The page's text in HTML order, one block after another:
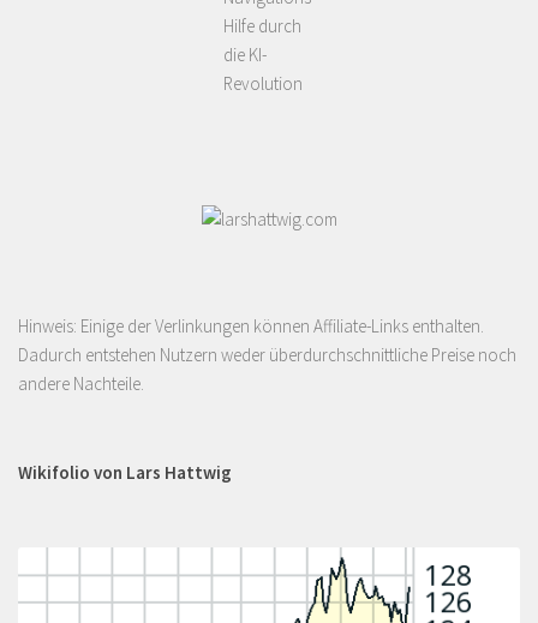
Hilfe durch
die KI-
Revolution
Hinweis: Einige der Verlinkungen können Affiliate-Links enthalten.
Dadurch entstehen Nutzern weder überdurchschnittliche Preise noch
andere Nachteile.
Wikifolio von Lars Hattwig